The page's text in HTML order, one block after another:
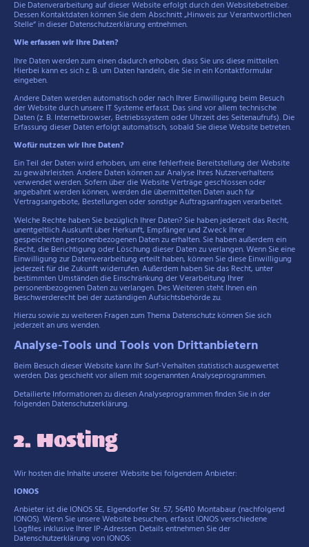
Die Datenverarbeitung auf dieser Website erfolgt durch den Websitebetreiber.
Dessen Kontaktdaten können Sie dem Abschnitt „Hinweis zur Verantwortlichen
Stelle“ in dieser Datenschutzerklärung entnehmen.
Wie erfassen wir Ihre Daten?
Ihre Daten werden zum einen dadurch erhoben, dass Sie uns diese mitteilen.
Hierbei kann es sich z. B. um Daten handeln, die Sie in ein Kontaktformular
eingeben.
Andere Daten werden automatisch oder nach Ihrer Einwilligung beim Besuch
der Website durch unsere IT Systeme erfasst. Das sind vor allem technische
Daten (z. B. Internetbrowser, Betriebssystem oder Uhrzeit des Seitenaufrufs). Die
Erfassung dieser Daten erfolgt automatisch, sobald Sie diese Website betreten.
Wofür nutzen wir Ihre Daten?
Ein Teil der Daten wird erhoben, um eine fehlerfreie Bereitstellung der Website
zu gewährleisten. Andere Daten können zur Analyse Ihres Nutzerverhaltens
verwendet werden. Sofern über die Website Verträge geschlossen oder
angebahnt werden können, werden die übermittelten Daten auch für
Vertragsangebote, Bestellungen oder sonstige Auftragsanfragen verarbeitet.
Welche Rechte haben Sie bezüglich Ihrer Daten? Sie haben jederzeit das Recht,
unentgeltlich Auskunft über Herkunft, Empfänger und Zweck Ihrer
gespeicherten personenbezogenen Daten zu erhalten. Sie haben außerdem ein
Recht, die Berichtigung oder Löschung dieser Daten zu verlangen. Wenn Sie eine
Einwilligung zur Datenverarbeitung erteilt haben, können Sie diese Einwilligung
jederzeit für die Zukunft widerrufen. Außerdem haben Sie das Recht, unter
bestimmten Umständen die Einschränkung der Verarbeitung Ihrer
personenbezogenen Daten zu verlangen. Des Weiteren steht Ihnen ein
Beschwerderecht bei der zuständigen Aufsichtsbehörde zu.
Hierzu sowie zu weiteren Fragen zum Thema Datenschutz können Sie sich
jederzeit an uns wenden.
Analyse-Tools und Tools von Drittanbietern
Beim Besuch dieser Website kann Ihr Surf-Verhalten statistisch ausgewertet
werden. Das geschieht vor allem mit sogenannten Analyseprogrammen.
Detailierte Informationen zu diesen Analyseprogrammen finden Sie in der
folgenden Datenschutzerklärung.
2. Hosting
Wir hosten die Inhalte unserer Website bei folgendem Anbieter:
IONOS
Anbieter ist die IONOS SE, Elgendorfer Str. 57, 56410 Montabaur (nachfolgend
IONOS). Wenn Sie unsere Website besuchen, erfasst IONOS verschiedene
Logfiles inklusive Ihrer IP-Adressen. Details entnehmen Sie der
Datenschutzerklärung von IONOS: